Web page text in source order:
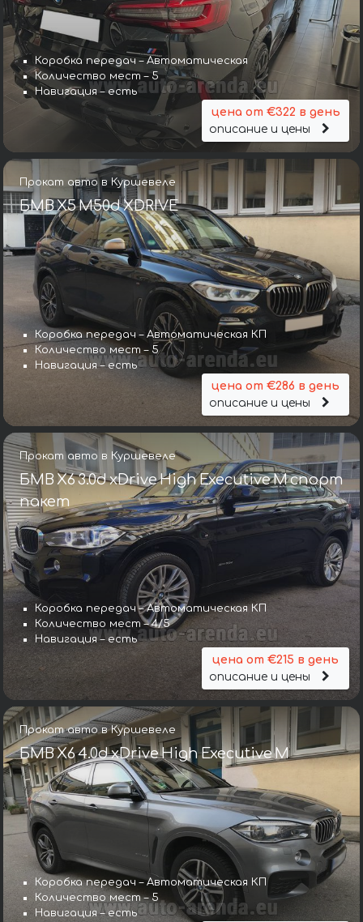
Коробка передач – Автоматическая
Количество мест – 5
Навигация – есть
цена от €322 в день
описание и цены
Прокат авто в Куршевеле
БМВ X5 M50d XDRIVE
Коробка передач – Автоматическая КП
Количество мест – 5
Навигация – есть
цена от €286 в день
описание и цены
Прокат авто в Куршевеле
БМВ X6 3.0d xDrive High Executive M спорт
пакет
Коробка передач – Автоматическая КП
Количество мест – 4/5
Навигация – есть
цена от €215 в день
описание и цены
Прокат авто в Куршевеле
БМВ X6 4.0d xDrive High Executive M
Коробка передач – Автоматическая КП
Количество мест – 5
Навигация – есть